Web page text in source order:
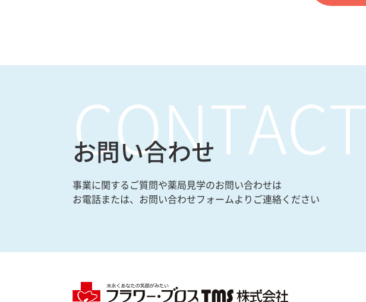
お問い合わせ
CONTACT
事業に関するご質問や薬局見学のお問い合わせは
お電話または、お問い合わせフォームよりご連絡ください